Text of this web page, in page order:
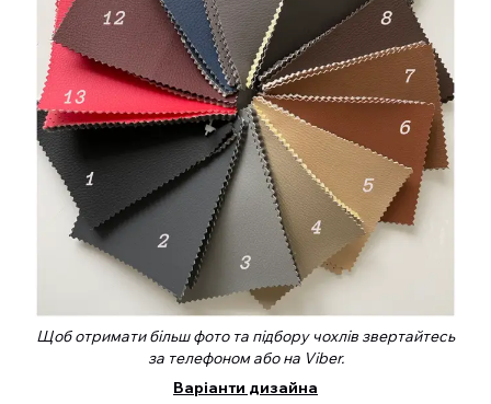
Щоб отримати більш фото та підбору чохлів звертайтесь
за телефоном або на Viber.
Варіанти дизайна